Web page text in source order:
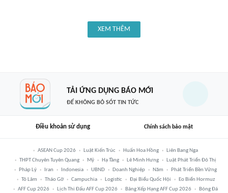
XEM THÊM
TẢI ỨNG DỤNG BÁO MỚI
ĐỂ KHÔNG BỎ SÓT TIN TỨC
Điều khoản sử dụng Chính sách bảo mật
ASEAN Cup 2026 Luật Kiến Trúc Huấn Hoa Hồng
Liên Bang Nga
THPT Chuyên Tuyên Quang
Mỹ Hạ Tầng Lê Minh Hưng
Luật Phát Triển Đô Thị
Pháp Lý
Iran Indonesia UBND Doanh Nghiệp Năm
Phát Triển Bền Vững
Tô Lâm
Tháo Gỡ Campuchia Logistic Đại Biểu Quốc Hội
Eo Biển Hormuz
AFF Cup 2026
Lịch Thi Đấu AFF Cup 2026 Bảng Xếp Hạng AFF Cup 2026 Bóng Đá